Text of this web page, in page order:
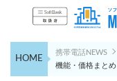
HOME
携帯電話NEWS
機能・価格まとめ